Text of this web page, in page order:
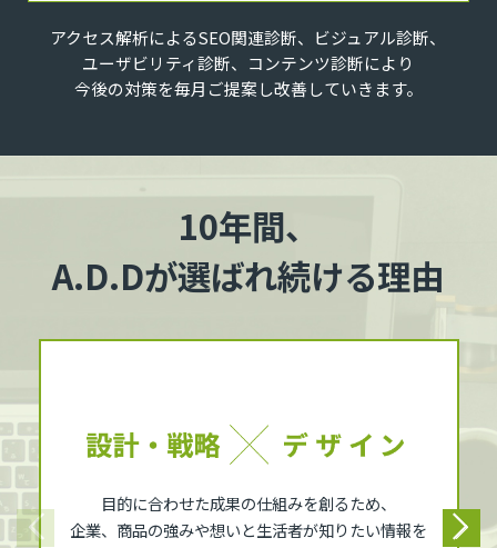
アクセス解析によるSEO関連診断、 ビジュアル診断、
ユーザビリティ診断、 コンテンツ診断により
今後の対策を毎月ご提案し改善していきます。
10年間、
A.D.Dが選ばれ続ける理由
目的に合わせた成果の仕組みを創るため、
企業、商品の強みや想いと生活者が知りたい情報を